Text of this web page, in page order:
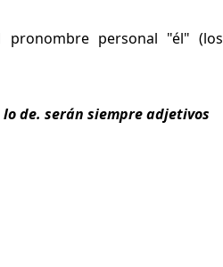
personal "él" (los
de. serán siempre adjetivos